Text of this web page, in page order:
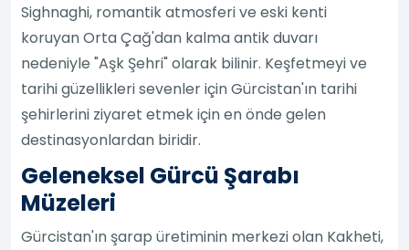
Sighnaghi, romantik atmosferi ve eski kenti
koruyan Orta Çağ'dan kalma antik duvarı
nedeniyle "Aşk Şehri" olarak bilinir. Keşfetmeyi ve
tarihi güzellikleri sevenler için Gürcistan'ın tarihi
şehirlerini ziyaret etmek için en önde gelen
destinasyonlardan biridir.
Geleneksel Gürcü Şarabı
Müzeleri
Gürcistan'ın şarap üretiminin merkezi olan Kakheti,